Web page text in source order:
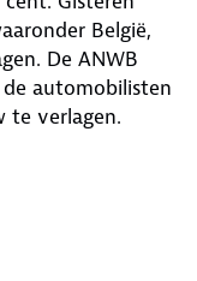
België,
De ANWB
automobilisten
te verlagen.